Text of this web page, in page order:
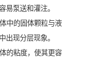
易泵送和灌注。
中的固体颗粒与液
出现分层现象。
的粘度，使其更容